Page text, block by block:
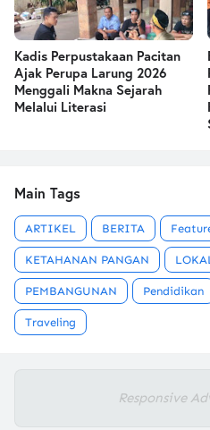
Kadis Perpustakaan Pacitan
Ajak Perupa Larung 2026
Menggali Makna Sejarah
Melalui Literasi
Main Tags
ARTIKEL BERITA
KETAHANAN PANGAN
PEMBANGUNAN Pendidikan
Traveling
Responsive